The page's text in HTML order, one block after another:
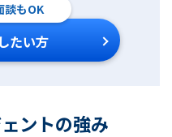
談もOK
たい方
ントの強み